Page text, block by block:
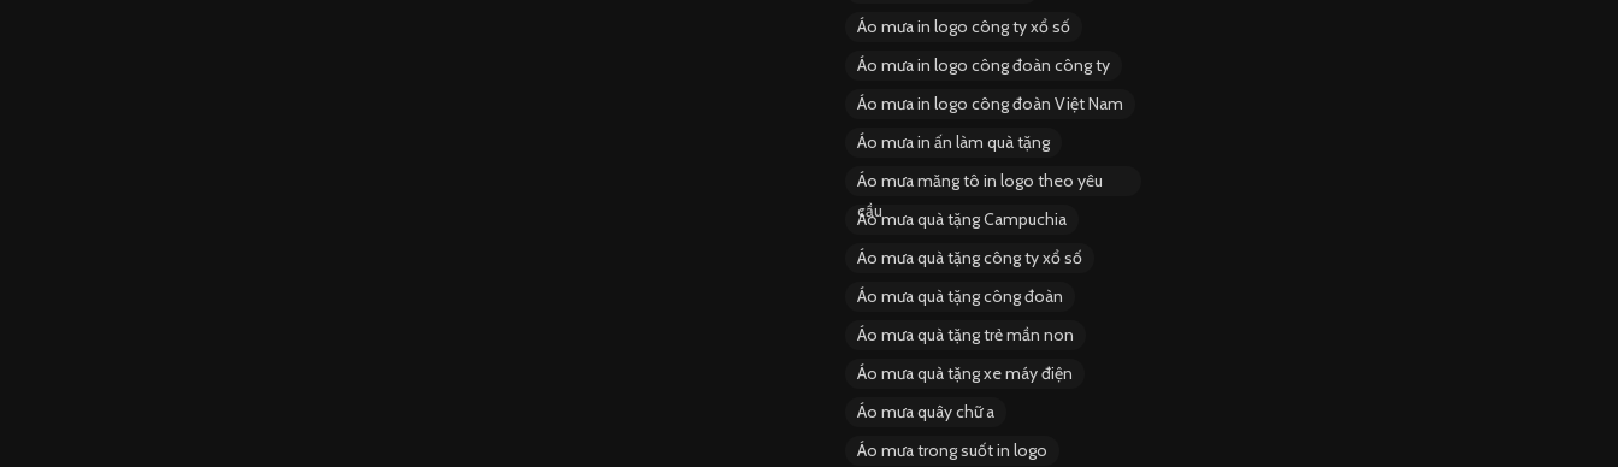
Áo mưa in logo công ty xổ số
Áo mưa in logo công đoàn công ty
Áo mưa in logo công đoàn Việt Nam
Áo mưa in ấn làm quà tặng
Áo mưa măng tô in logo theo yêu
cầu
Áo mưa quà tặng Campuchia
Áo mưa quà tặng công ty xổ số
Áo mưa quà tặng công đoàn
Áo mưa quà tặng trẻ mần non
Áo mưa quà tặng xe máy điện
Áo mưa quây chữ a
Áo mưa trong suốt in logo